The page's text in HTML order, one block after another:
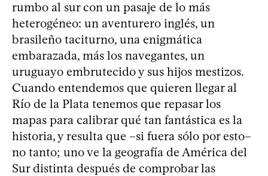
rumbo al sur con un pasaje de lo más
heterogéneo: un aventurero inglés, un
brasileño taciturno, una enigmática
embarazada, más los navegantes, un
uruguayo embrutecido y sus hijos mestizos.
Cuando entendemos que quieren llegar al
Río de la Plata tenemos que repasar los
mapas para calibrar qué tan fantástica es la
historia, y resulta que –si fuera sólo por esto–
no tanto; uno ve la geografía de América del
Sur distinta después de comprobar las